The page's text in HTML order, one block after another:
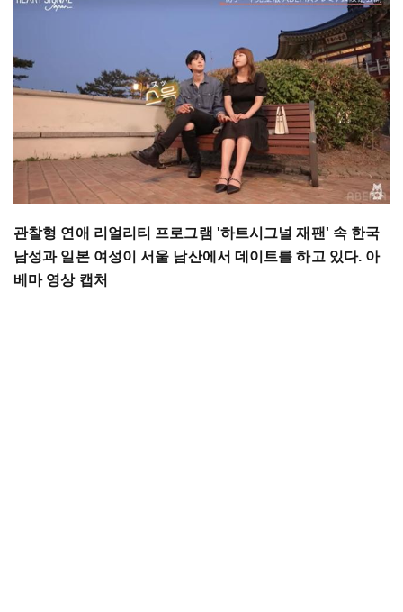
관찰형 연애 리얼리티 프로그램 '하트시그널 재팬' 속 한국
남성과 일본 여성이 서울 남산에서 데이트를 하고 있다. 아
베마 영상 캡처